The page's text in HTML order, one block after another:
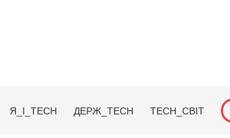
Я_І_TECH ДЕРЖ_TECH TECH_СВІТ